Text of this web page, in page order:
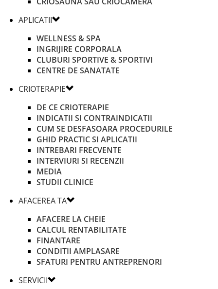
APLICATII
WELLNESS & SPA
INGRIJIRE CORPORALA
CLUBURI SPORTIVE & SPORTIVI
CENTRE DE SANATATE
CRIOTERAPIE
DE CE CRIOTERAPIE
INDICATII SI CONTRAINDICATII
CUM SE DESFASOARA PROCEDURILE
GHID PRACTIC SI APLICATII
INTREBARI FRECVENTE
INTERVIURI SI RECENZII
MEDIA
STUDII CLINICE
AFACEREA TA
AFACERE LA CHEIE
CALCUL RENTABILITATE
FINANTARE
CONDITII AMPLASARE
SFATURI PENTRU ANTREPRENORI
SERVICII